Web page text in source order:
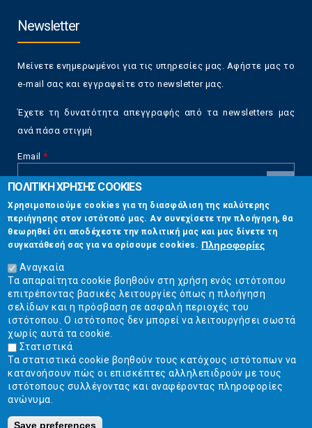
Newsletter
Μείνετε ενημερωμένοι για τις υπηρεσίες μας. Αφήστε μας το
e-mail σας και εγγραφείτε στο newsletter μας.
Έχετε τη δυνατότητα απεγγραφής από τα newsletters μας
ανά πάσα στιγμή
Email *
CAPTCHA
This
question is
for testing
whether or
not you are a
human visitor
and to
prevent
automated
spam
submissions.
5+2
Επικοινωνία
Στουρνάρη 17, Αθήνα 10683
2103304444
info@ekpizo.gr
www.ekpizo.gr
Δευ - Πεμ:10:00 πμ - 2:00 μμ
Σάβ - Κυρ: Κλειστά
ΠΟΛΙΤΙΚΗ ΧΡΗΣΗΣ COOKIES
Χρησιμοποιούμε cookies για τη διασφάλιση της καλύτερης
περιήγησης στον ιστότοπό μας. Αν συνεχίσετε την πλοήγηση, θα
θεωρηθεί ότι αποδέχεστε την πολιτική μας και μας δίνετε τη
συγκατάθεσή σας για να ορίσουμε cookies. Πληροφορίες
Αναγκαία
Τα απαραίτητα cookie βοηθούν στη χρήση ενός ιστότοπου
επιτρέποντας βασικές λειτουργίες όπως η πλοήγηση
σελίδων και η πρόσβαση σε ασφαλή περιοχές του
ιστότοπου. Ο ιστότοπος δεν μπορεί να λειτουργήσει σωστά
χωρίς αυτά τα cookie.
Στατιστικά
Τα στατιστικά cookie βοηθούν τους κατόχους ιστότοπων να
κατανοήσουν πώς οι επισκέπτες αλληλεπιδρούν με τους
ιστότοπους συλλέγοντας και αναφέροντας πληροφορίες
ανώνυμα.
Save preferences